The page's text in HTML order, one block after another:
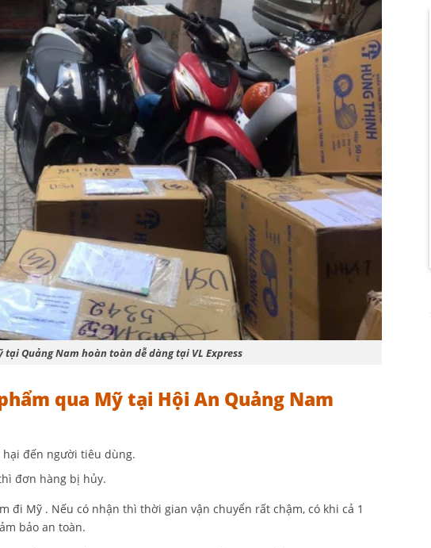
tại Quảng Nam hoàn toàn dễ dàng tại VL Express
qua Mỹ tại Hội An Quảng Nam
hại đến người tiêu dùng.
đơn hàng bị hủy.
đi Mỹ . Nếu có nhận thì thời gian vận chuyển rất chậm, có khi cả 1
bảo an toàn.